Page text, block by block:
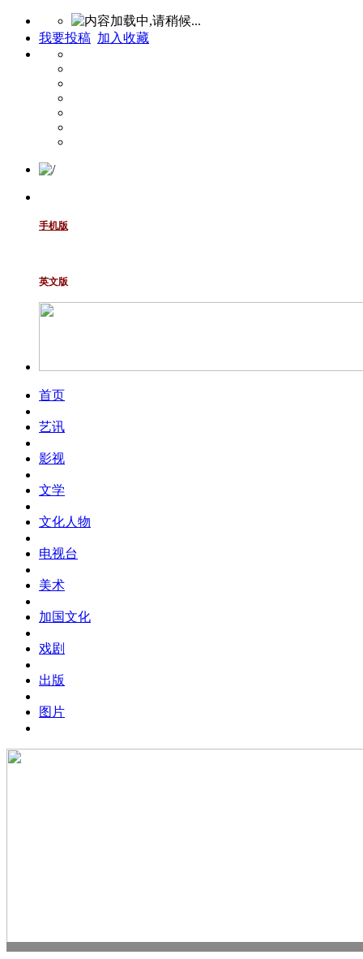
我要投稿 加入收藏
手机版
英文版
首页
艺讯
影视
文学
文化人物
电视台
美术
加国文化
戏剧
出版
图片